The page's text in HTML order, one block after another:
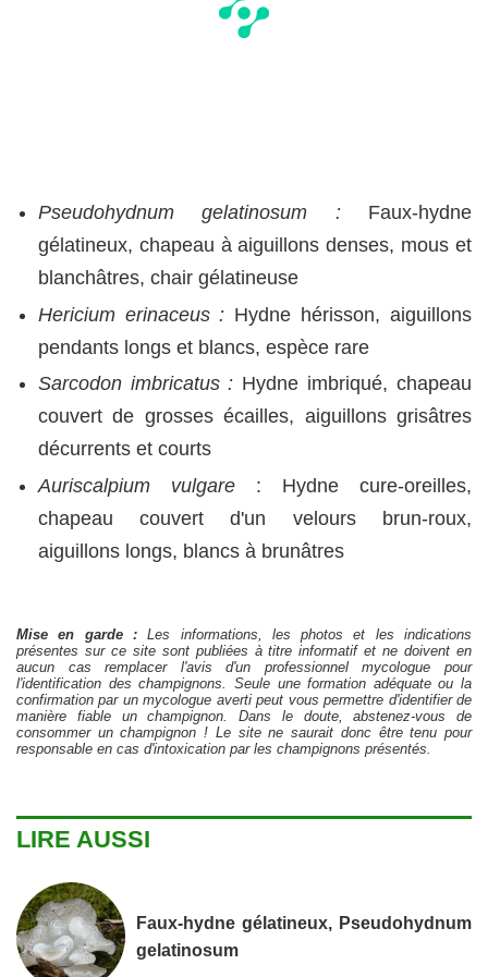
Pseudohydnum gelatinosum : Faux-hydne
gélatineux, chapeau à aiguillons denses, mous et
blanchâtres, chair gélatineuse
Hericium erinaceus : Hydne hérisson, aiguillons
pendants longs et blancs, espèce rare
Sarcodon imbricatus : Hydne imbriqué, chapeau
couvert de grosses écailles, aiguillons grisâtres
décurrents et courts
Auriscalpium vulgare: Hydne cure-oreilles,
chapeau couvert d'un velours brun-roux,
aiguillons longs, blancs à brunâtres
Mise en garde :Les informations, les photos et les indications
présentes sur ce site sont publiées à titre informatif et ne doivent en
aucun cas remplacer l'avis d'un professionnel mycologue pour
l'identification des champignons. Seule une formation adéquate ou la
confirmation par un mycologue averti peut vous permettre d'identifier de
manière fiable un champignon. Dans le doute, abstenez-vous de
consommer un champignon ! Le site ne saurait donc être tenu pour
responsable en cas d'intoxication par les champignons présentés.
LIRE AUSSI
Faux-hydne gélatineux, Pseudohydnum
gelatinosum